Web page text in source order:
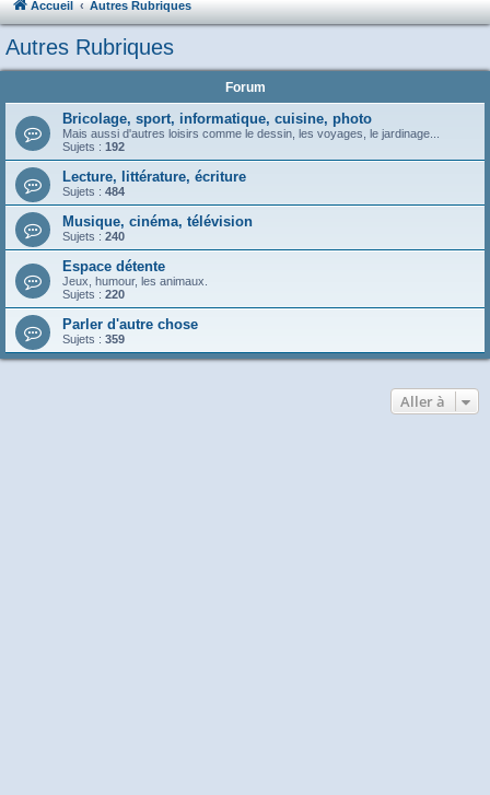
Accueil Autres Rubriques
Autres Rubriques
Forum
Bricolage, sport, informatique, cuisine, photo
Mais aussi d'autres loisirs comme le dessin, les voyages, le jardinage...
Sujets : 192
Lecture, littérature, écriture
Sujets : 484
Musique, cinéma, télévision
Sujets : 240
Espace détente
Jeux, humour, les animaux.
Sujets : 220
Parler d'autre chose
Sujets : 359
Aller à